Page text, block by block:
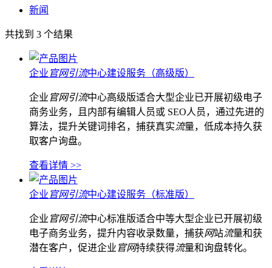
新闻
共找到 3 个结果
企业 官网引流中心建设服务（高级版）
企业 官网引流中心高级版适合大型企业已开展初级电子
商务业务，且内部有编辑人员或 SEO人员，通过先进的
算法，提升关键词排名，捕获真实流量，低成本持久获
取客户询盘。
查看详情 >>
企业 官网引流中心建设服务（标准版）
企业 官网引流中心标准版适合中等大型企业已开展初级
电子商务业务，提升内容收录数量，捕获网站流量和获
潜在客户，促进企业 官网持续获得流量和询盘转化。